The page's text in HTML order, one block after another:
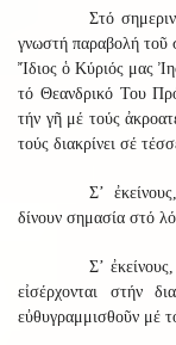
Στό
γνωστή παραβολή τοῦ
Ἴδιος ὁ Κύριός μας
τό Θεανδρικό Του
τήν γῆ μέ τούς
τούς διακρίνει σέ
Σ’
δίνουν σημασία στό
Σ’
εἰσέρχονται στήν
εὐθυγραμμισθοῦν μέ